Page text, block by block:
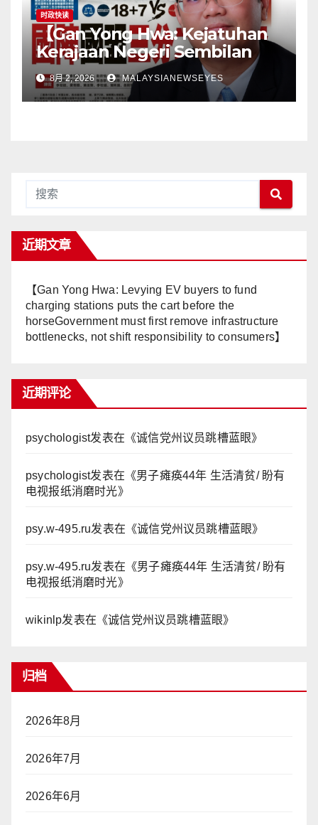
pengguna】
时政快读
【Gan Yong Hwa: Kejatuhan
Kerajaan Negeri Sembilan
Adalah Undi Tidak Percaya
Terhadap Pentadbiran
Anwar Harga Barang
8月 2, 2026 MALAYSIANEWSEYES
近期文章
【Gan Yong Hwa: Levying EV buyers to fund
charging stations puts the cart before the
horseGovernment must first remove infrastructure
bottlenecks, not shift responsibility to consumers】
近期评论
psychologist发表在《诚信党州议员跳槽蓝眼》
psychologist发表在《男子瘫痪44年 生活清贫/ 盼有
电视报纸消磨时光》
psy.w-495.ru发表在《诚信党州议员跳槽蓝眼》
psy.w-495.ru发表在《男子瘫痪44年 生活清贫/ 盼有
电视报纸消磨时光》
wikinlp发表在《诚信党州议员跳槽蓝眼》
归档
2026年8月
2026年7月
2026年6月